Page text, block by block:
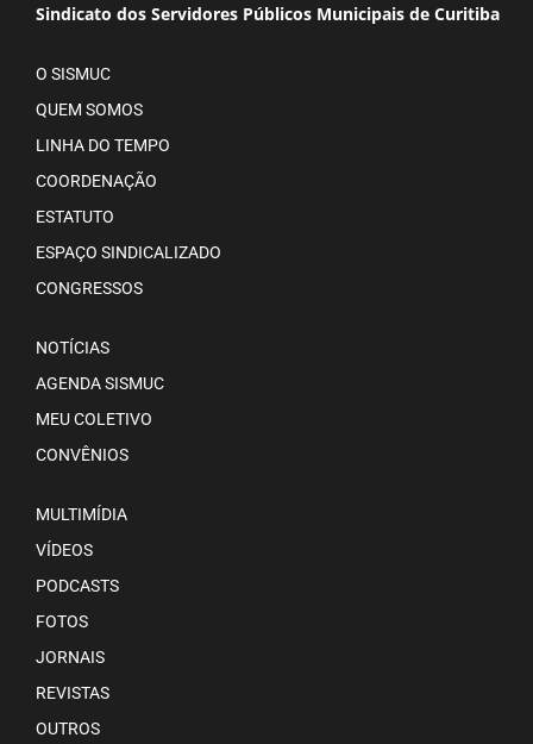
Sindicato dos Servidores Públicos Municipais de Curitiba
O SISMUC
QUEM SOMOS
LINHA DO TEMPO
COORDENAÇÃO
ESTATUTO
ESPAÇO SINDICALIZADO
CONGRESSOS
NOTÍCIAS
AGENDA SISMUC
MEU COLETIVO
CONVÊNIOS
MULTIMÍDIA
VÍDEOS
PODCASTS
FOTOS
JORNAIS
REVISTAS
OUTROS